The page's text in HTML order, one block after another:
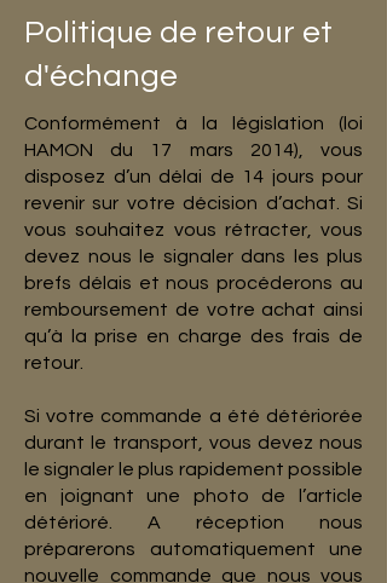
Politique de retour et
d'échange
Conformément à la législation (loi
HAMON du 17 mars 2014), vous
disposez d’un délai de 14 jours pour
revenir sur votre décision d’achat. Si
vous souhaitez vous rétracter, vous
devez nous le signaler dans les plus
brefs délais et nous procéderons au
remboursement de votre achat ainsi
qu’à la prise en charge des frais de
retour.
Si votre commande a été détériorée
durant le transport, vous devez nous
le signaler le plus rapidement possible
en joignant une photo de l’article
détérioré. A réception nous
préparerons automatiquement une
nouvelle commande que nous vous